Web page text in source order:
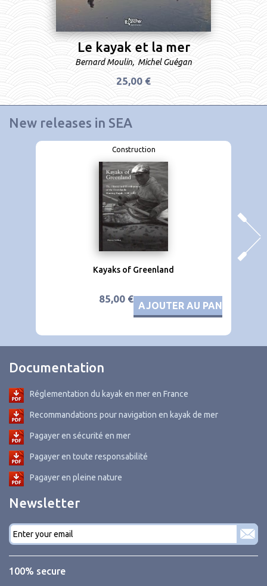
Le kayak et la mer
Bernard Moulin, Michel Guégan
25,00 €
New releases in SEA
Construction
Kayaks of Greenland
85,00 €
AJOUTER AU PANIER
Documentation
Réglementation du kayak en mer en France
Recommandations pour navigation en kayak de mer
Pagayer en sécurité en mer
Pagayer en toute responsabilité
Pagayer en pleine nature
Newsletter
E-
mail
*
100% secure